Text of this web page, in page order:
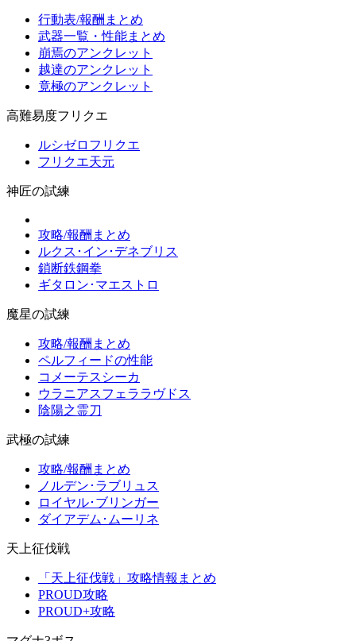
行動表/報酬まとめ
武器一覧・性能まとめ
崩焉のアンクレット
越達のアンクレット
竟極のアンクレット
高難易度フリクエ
ルシゼロフリクエ
フリクエ天元
神匠の試練
攻略/報酬まとめ
ルクス･イン･デネブリス
鎖断鉄鋼拳
ギタロン･マエストロ
魔星の試練
攻略/報酬まとめ
ペルフィードの性能
コメーテスシーカ
ウラニアスフェララヴドス
陰陽之霊刀
武極の試練
攻略/報酬まとめ
ノルデン･ラブリュス
ロイヤル･ブリンガー
ダイアデム･ムーリネ
天上征伐戦
「天上征伐戦」攻略情報まとめ
PROUD攻略
PROUD+攻略